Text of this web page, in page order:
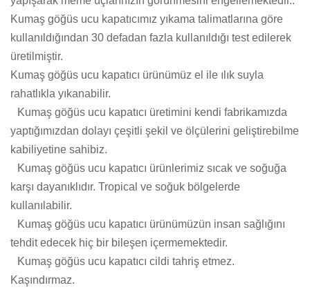
Kumaş göğüs ucu kapatıcımız yıkama talimatlarına göre
kullanıldığından 30 defadan fazla kullanıldığı test edilerek
üretilmiştir.
Kumaş göğüs ucu kapatıcı ürünümüz el ile ılık suyla
rahatlıkla yıkanabilir.
Kumaş göğüs ucu kapatıcı üretimini kendi fabrikamızda
yaptığımızdan dolayı çeşitli şekil ve ölçülerini geliştirebilme
kabiliyetine sahibiz.
Kumaş göğüs ucu kapatıcı ürünlerimiz sıcak ve soğuğa
karşı dayanıklıdır. Tropical ve soğuk bölgelerde
kullanılabilir.
Kumaş göğüs ucu kapatıcı ürünümüzün insan sağlığını
tehdit edecek hiç bir bileşen içermemektedir.
Kumaş göğüs ucu kapatıcı cildi tahriş etmez.
Kaşındırmaz.